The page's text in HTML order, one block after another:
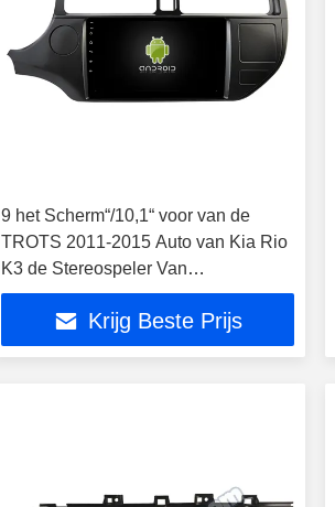
9 het Scherm“/10,1“ voor van de
TROTS 2011-2015 Auto van Kia Rio
K3 de Stereospeler Van
verschillende media van GPS
CarPlay
Krijg Beste Prijs